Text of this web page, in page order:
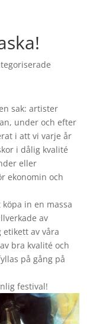
sak: artister
under och efter
i att vi varje år
i dålig kvalité
eller
ekonomin och
in en massa
av
av våra
bra kvalité och
på gång på
festival!